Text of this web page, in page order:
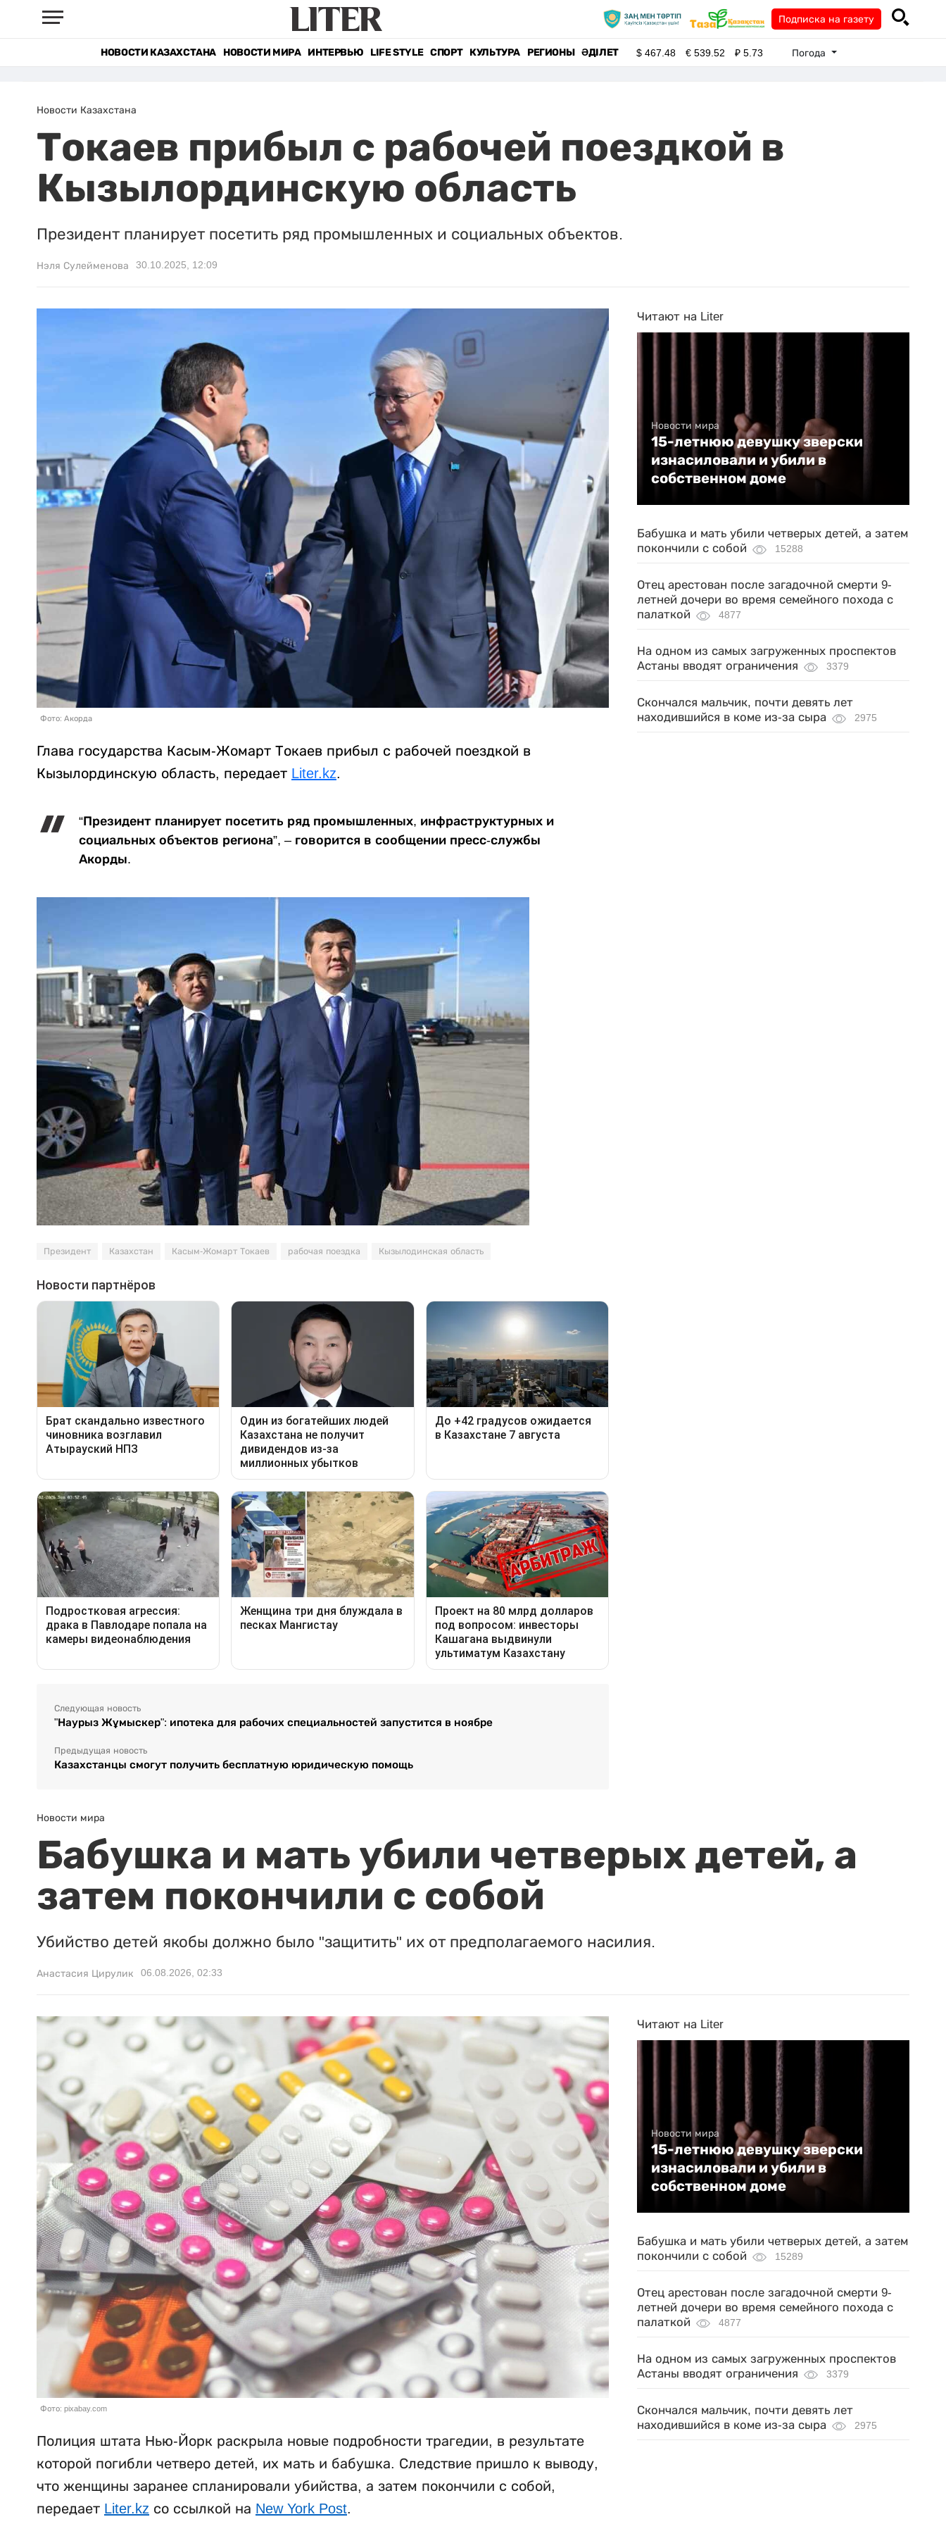
Подписка на газету
НОВОСТИ КАЗАХСТАНА НОВОСТИ МИРА ИНТЕРВЬЮ LIFE STYLE СПОРТ КУЛЬТУРА РЕГИОНЫ ӘДІЛЕТ $467.48 €539.52 ₽5.73 Погода
Новости Казахстана
Токаев прибыл с рабочей поездкой в
Кызылординскую область
Президент планирует посетить ряд промышленных и социальных объектов.
Нэля Сулейменова 30.10.2025, 12:09
Фото: Акорда
Глава государства Касым-Жомарт Токаев прибыл с рабочей поездкой в
Кызылординскую область, передает Liter.kz.
“Президент планирует посетить ряд промышленных, инфраструктурных и
социальных объектов региона”, – говорится в сообщении пресс-службы
Акорды.
Президент Казахстан Касым-Жомарт Токаев рабочая поездка Кызылодинская область
Следующая новость
"Наурыз Жұмыскер": ипотека для рабочих специальностей запустится в ноябре
Предыдущая новость
Казахстанцы смогут получить бесплатную юридическую помощь
Читают на Liter
Новости мира
15-летнюю девушку зверски
изнасиловали и убили в
собственном доме
Бабушка и мать убили четверых детей, а затем
покончили с собой
15288
Отец арестован после загадочной смерти 9-
летней дочери во время семейного похода с
палаткой
4877
На одном из самых загруженных проспектов
Астаны вводят ограничения
3379
Скончался мальчик, почти девять лет
находившийся в коме из-за сыра
2975
Новости мира
Бабушка и мать убили четверых детей, а
затем покончили с собой
Убийство детей якобы должно было "защитить" их от предполагаемого насилия.
Анастасия Цирулик 06.08.2026, 02:33
Фото: pixabay.com
Полиция штата Нью-Йорк раскрыла новые подробности трагедии, в результате
которой погибли четверо детей, их мать и бабушка. Следствие пришло к выводу,
что женщины заранее спланировали убийства, а затем покончили с собой,
передает Liter.kz со ссылкой на New York Post.
Читают на Liter
Новости мира
15-летнюю девушку зверски
изнасиловали и убили в
собственном доме
Бабушка и мать убили четверых детей, а затем
покончили с собой
15289
Отец арестован после загадочной смерти 9-
летней дочери во время семейного похода с
палаткой
4877
На одном из самых загруженных проспектов
Астаны вводят ограничения
3379
Скончался мальчик, почти девять лет
находившийся в коме из-за сыра
2975